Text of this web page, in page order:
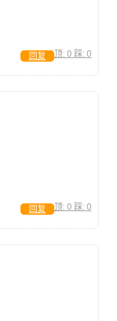
顶: 0 踩: 0
回复
顶: 0 踩: 0
回复